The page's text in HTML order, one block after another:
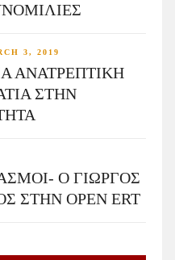
3, 2019
ΑΝΑΤΡΕΠΤΙΚΗ
ΣΤΗΝ
Ο ΓΙΩΡΓΟΣ
ΣΤΗΝ OPEN ERT